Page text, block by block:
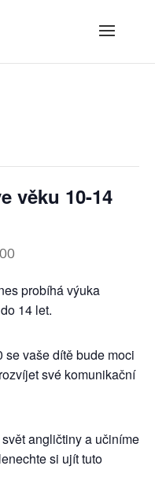
věku 10-14
probíhá výuka
14 let.
se vaše dítě bude moci
své komunikační
angličtiny a učiníme
si ujít tuto